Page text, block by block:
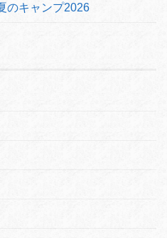
のキャンプ2026